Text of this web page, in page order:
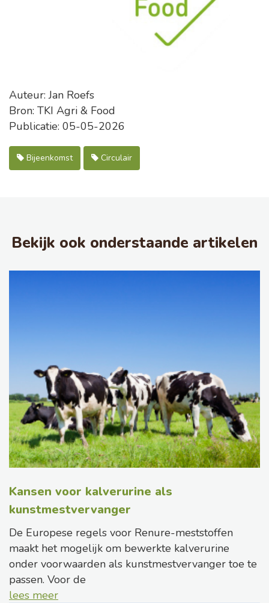
Auteur: Jan Roefs
Bron: TKI Agri & Food
Publicatie: 05-05-2026
Bijeenkomst Circulair
Bekijk ook onderstaande artikelen
Kansen voor kalverurine als
kunstmestvervanger
De Europese regels voor Renure-meststoffen
maakt het mogelijk om bewerkte kalverurine
onder voorwaarden als kunstmestvervanger toe te
passen. Voor de
lees meer